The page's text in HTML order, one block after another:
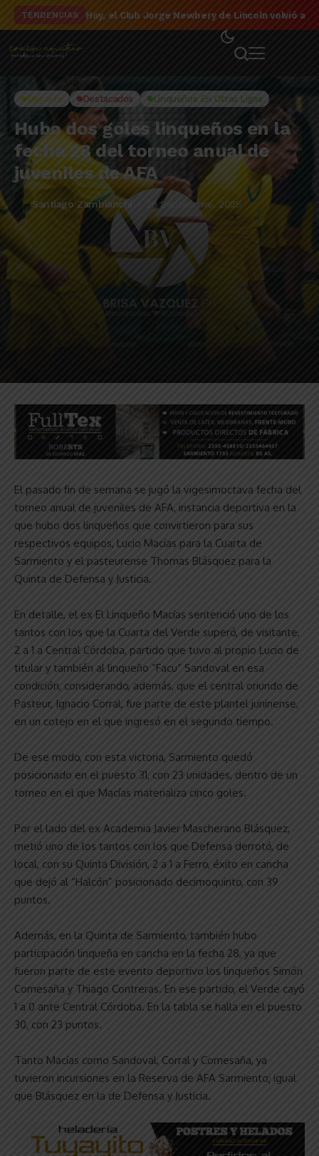
TENDENCIAS El detalle de la campaña de El Linqueño en el
Deporte Destacados Linqueños En Otras Ligas
Hubo dos goles linqueños en la
fecha 28 del torneo anual de
juveniles de AFA
Santiago Zambianchi 29 Septiembre, 2025
El pasado fin de semana se jugó la vigesimoctava fecha del
torneo anual de juveniles de AFA, instancia deportiva en la
que hubo dos linqueños que convirtieron para sus
respectivos equipos, Lucio Macías para la Cuarta de
Sarmiento y el pasteurense Thomas Blásquez para la
Quinta de Defensa y Justicia.
En detalle, el ex El Linqueño Macías sentenció uno de los
tantos con los que la Cuarta del Verde superó, de visitante,
2 a 1 a Central Córdoba, partido que tuvo al propio Lucio de
titular y también al linqueño “Facu” Sandoval en esa
condición, considerando, además, que el central oriundo de
Pasteur, Ignacio Corral, fue parte de este plantel juninense,
en un cotejo en el que ingresó en el segundo tiempo.
De ese modo, con esta victoria, Sarmiento quedó
posicionado en el puesto 31, con 23 unidades, dentro de un
torneo en el que Macías materializa cinco goles.
Por el lado del ex Academia Javier Mascherano Blásquez,
metió uno de los tantos con los que Defensa derrotó, de
local, con su Quinta División, 2 a 1 a Ferro, éxito en cancha
que dejó al “Halcón” posicionado decimoquinto, con 39
puntos.
Además, en la Quinta de Sarmiento, también hubo
participación linqueña en cancha en la fecha 28, ya que
fueron parte de este evento deportivo los linqueños Simón
Comesaña y Thiago Contreras. En ese partido, el Verde cayó
1 a 0 ante Central Córdoba. En la tabla se halla en el puesto
30, con 23 puntos.
Tanto Macías como Sandoval, Corral y Comesaña, ya
tuvieron incursiones en la Reserva de AFA Sarmiento; igual
que Blásquez en la de Defensa y Justicia.